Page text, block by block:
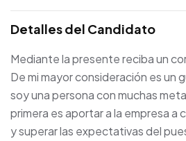
Detalles del Candidato
Mediante la presente reciba un
De mi mayor consideración es un
soy una persona con muchas
primera es aportar a la empresa a
y superar las expectativas del